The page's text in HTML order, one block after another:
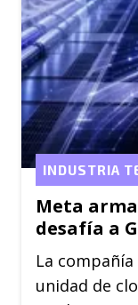
Meta
desafía a
INDUSTRIA
La
unidad de